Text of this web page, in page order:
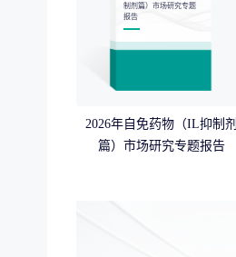
制剂篇）市场研究专题
报告
2026年自免药物（IL抑制剂
篇）市场研究专题报告